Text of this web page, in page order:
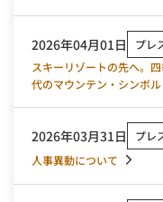
2026年04月01日
プレ
スキーリゾートの先へ。
代のマウンテン・シンボ
2026年03月31日
プレ
人事異動について